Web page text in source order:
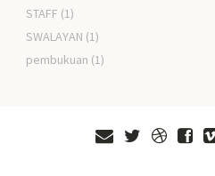
STAFF (1)
SWALAYAN (1)
pembukuan (1)